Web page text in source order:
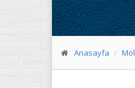
Anasayfa